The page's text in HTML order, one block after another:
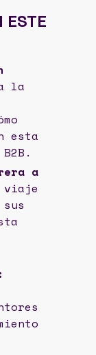
ESTE
la
esta
a
viaje